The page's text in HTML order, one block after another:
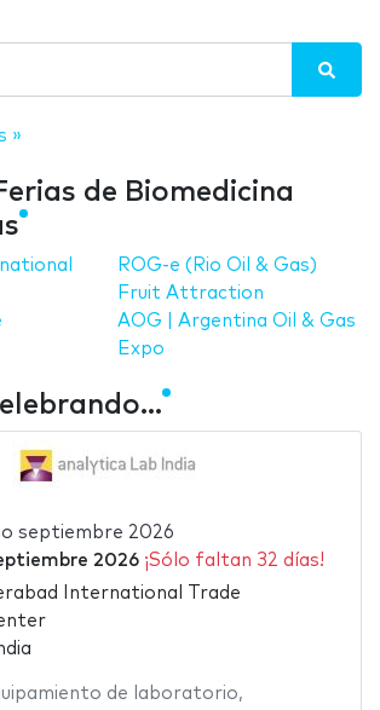
»
de Biomedicina
ROG-e (Rio Oil & Gas)
Fruit Attraction
AOG | Argentina Oil & Gas
Expo
septiembre 2026
2026 ¡Sólo faltan 32 días!
International Trade
de laboratorio,